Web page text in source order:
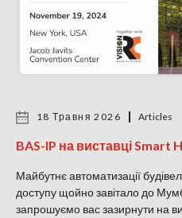
18 Травня 2026 Articles
BAS-IP на виставці Smart
Майбутнє автоматизації
доступу щойно завітало до
запрошуємо вас зазирнути на